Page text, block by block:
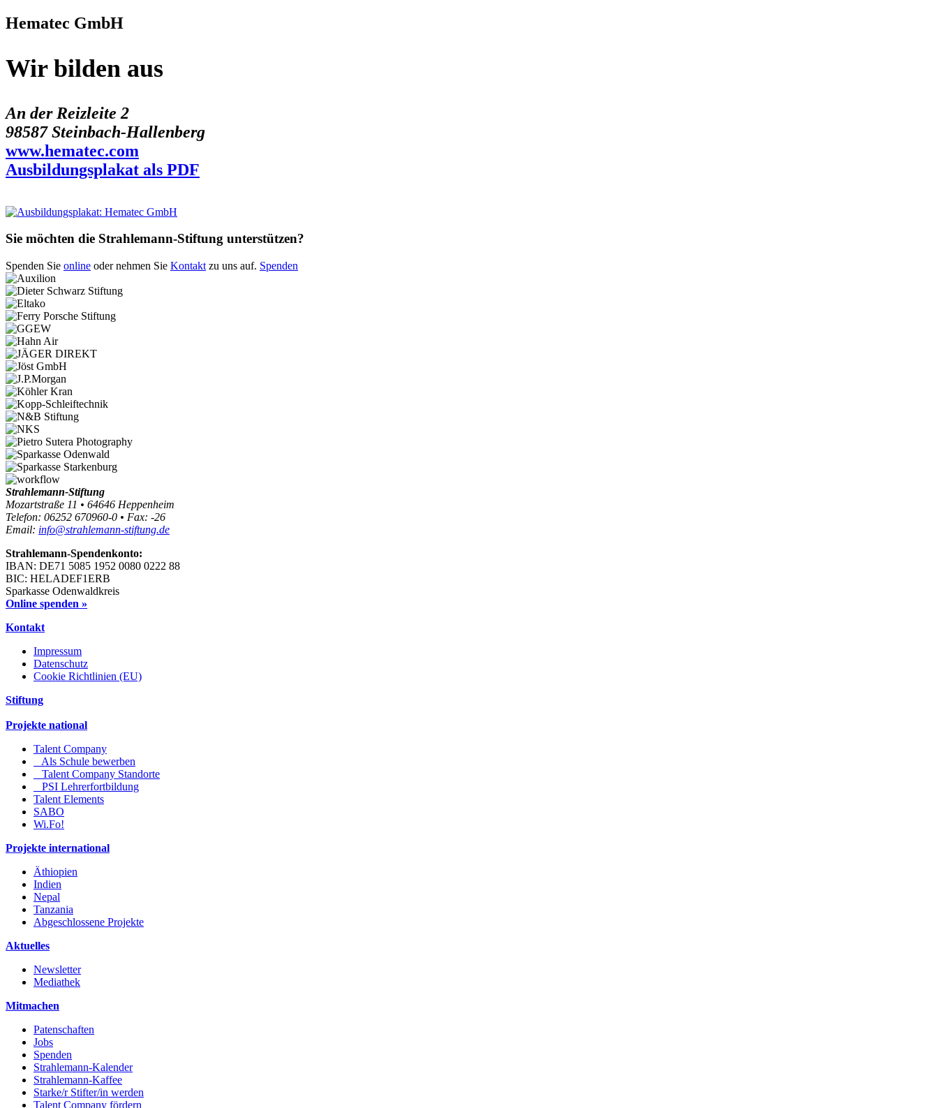
Hematec GmbH
Wir bilden aus
An der Reizleite 2
98587 Steinbach-Hallenberg
www.hematec.com
Ausbildungsplakat als PDF
Sie möchten die Strahlemann-Stiftung unterstützen?
Spenden Sie online oder nehmen Sie Kontakt zu uns auf. Spenden
Strahlemann-Stiftung
Mozartstraße 11 • 64646 Heppenheim
Telefon: 06252 670960-0 • Fax: -26
Email: info@strahlemann-stiftung.de
Strahlemann-Spendenkonto:
IBAN: DE71 5085 1952 0080 0222 88
BIC: HELADEF1ERB
Sparkasse Odenwaldkreis
Online spenden »
Kontakt
Impressum
Datenschutz
Cookie Richtlinien (EU)
Stiftung
Projekte national
Talent Company
Als Schule bewerben
Talent Company Standorte
PSI Lehrerfortbildung
Talent Elements
SABO
Wi.Fo!
Projekte international
Äthiopien
Indien
Nepal
Tanzania
Abgeschlossene Projekte
Aktuelles
Newsletter
Mediathek
Mitmachen
Patenschaften
Jobs
Spenden
Strahlemann-Kalender
Strahlemann-Kaffee
Starke/r Stifter/in werden
Talent Company fördern